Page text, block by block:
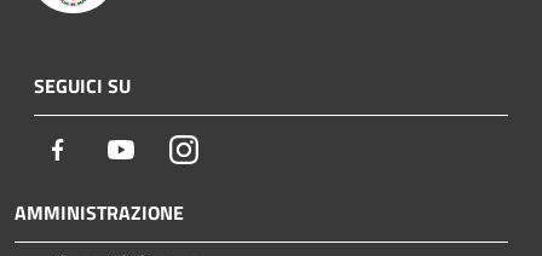
SEGUICI SU
Facebook YoutubeInstagram
AMMINISTRAZIONE